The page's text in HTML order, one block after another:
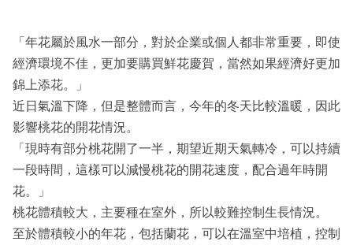
「年花屬於風水一部分，對於企業或個人都非常重要，即使
經濟環境不佳，更加要購買鮮花慶賀，當然如果經濟好更加
錦上添花。」
近日氣溫下降，但是整體而言，今年的冬天比較溫暖，因此
影響桃花的開花情況。
「現時有部分桃花開了一半，期望近期天氣轉冷，可以持續
一段時間，這樣可以減慢桃花的開花速度，配合過年時開
花。」
桃花體積較大，主要種在室外，所以較難控制生長情況。
至於體積較小的年花，包括蘭花，可以在溫室中培植，控制